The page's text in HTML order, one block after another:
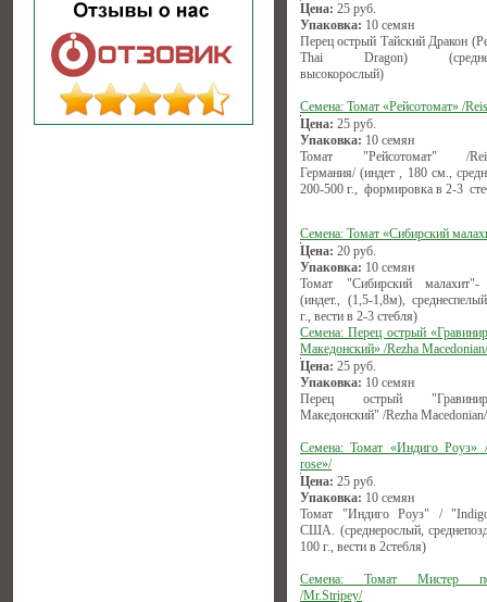
Цена: 25 руб.
Упаковка: 10 семян
Перец острый Тайский Дракон
Thai Dragon)
высокорослый)
Семена: Томат «Рейсотомат» /
Цена: 25 руб.
Упаковка: 10 семян
Томат "Рейсотомат" /
Германия/ (индет , 180 см.,
200-500 г., формировка в 2-3
Семена: Томат «Сибирский
Цена: 20 руб.
Упаковка: 10 семян
Томат "Сибирский
(индет., (1,5-1,8м),
г., вести в 2-3 стебля)
Семена: Перец острый
Македонский» /Rezha Macedonian/
Цена: 25 руб.
Упаковка: 10 семян
Перец острый
Македонский" /Rezha Macedonian/
Семена: Томат «Индиго Роуз»
rose»/
Цена: 25 руб.
Упаковка: 10 семян
Томат "Индиго Роуз" /
США. (среднерослый,
100 г., вести в 2стебля)
Семена: Томат Мистер
/Mr.Stripey/